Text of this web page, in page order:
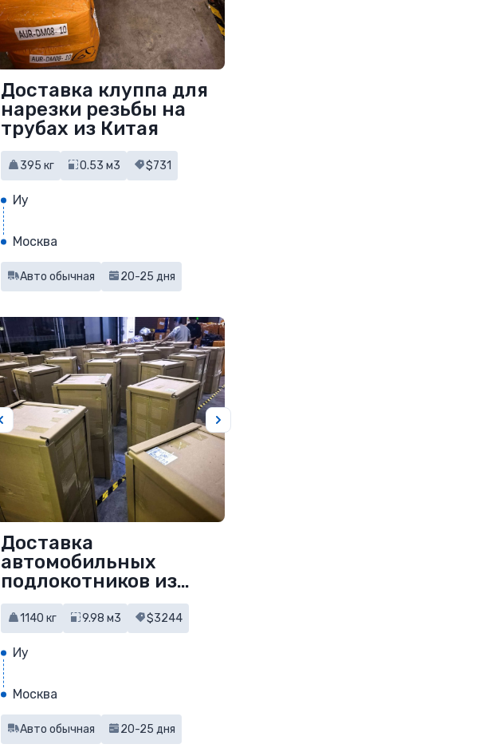
Доставка клуппа для
нарезки резьбы на
трубах из Китая
395 кг 0.53 м3 $731
Иу
Москва
Авто обычная 20-25 дня
Доставка
автомобильных
подлокотников из
Китая
1140 кг 9.98 м3 $3244
Иу
Москва
Авто обычная 20-25 дня